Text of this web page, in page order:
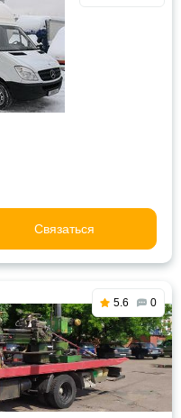
Связаться
5.6 0